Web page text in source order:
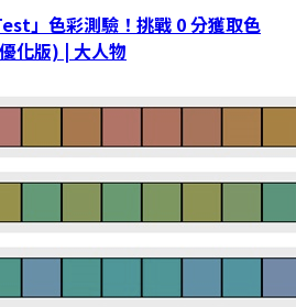
」色彩測驗！挑戰 0 分獲取色
化版) | 大人物